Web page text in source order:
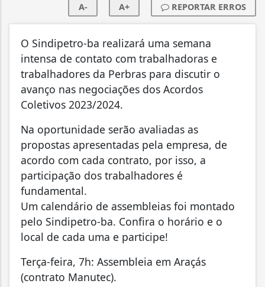
A- A+ REPORTAR ERROS
O Sindipetro-ba realizará uma semana
intensa de contato com trabalhadoras e
trabalhadores da Perbras para discutir o
avanço nas negociações dos Acordos
Coletivos 2023/2024.
Na oportunidade serão avaliadas as
propostas apresentadas pela empresa, de
acordo com cada contrato, por isso, a
participação dos trabalhadores é
fundamental.
Um calendário de assembleias foi montado
pelo Sindipetro-ba. Confira o horário e o
local de cada uma e participe!
Terça-feira, 7h: Assembleia em Araçás
(contrato Manutec).